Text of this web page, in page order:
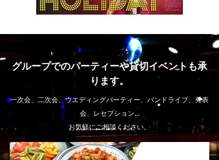
グループでのパーティーや貸切イベントも承
ります。
一次会、二次会、ウエディングパーティー、バンドライブ、発表
会、レセプション…
お気軽にご相談ください。